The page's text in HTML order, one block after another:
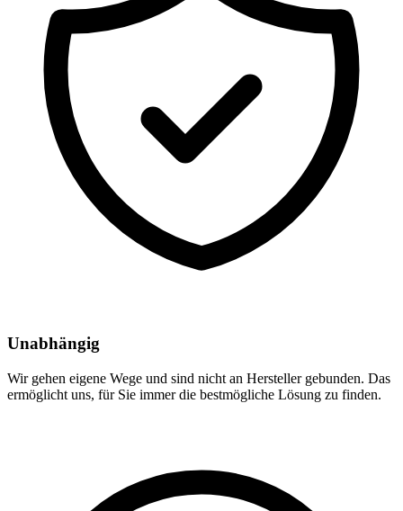
Unabhängig
Wir gehen eigene Wege und sind nicht an Hersteller gebunden. Das
ermöglicht uns, für Sie immer die bestmögliche Lösung zu finden.